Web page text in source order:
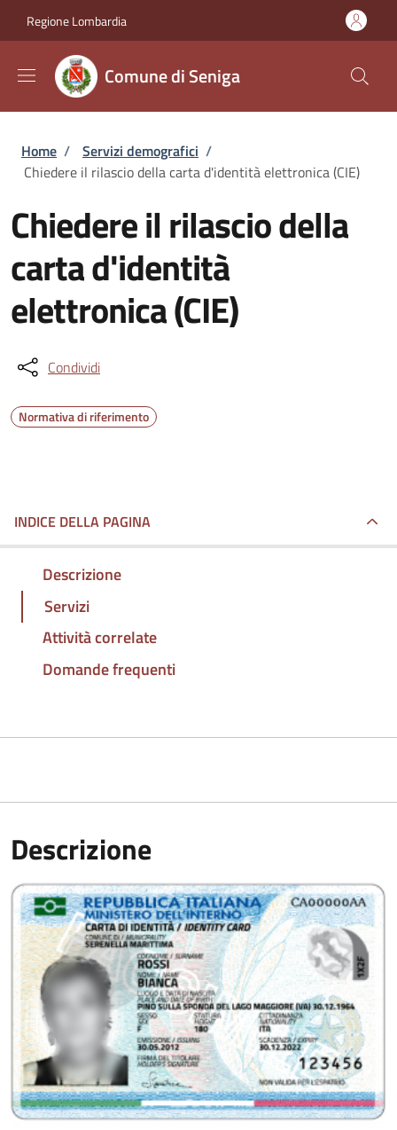
Regione Lombardia
Comune di Seniga
Briciole di pane
Home / Servizi demografici /
Chiedere il rilascio della carta d'identità elettronica (CIE)
Chiedere il rilascio della
carta d'identità
elettronica (CIE)
Condividi
Normativa di riferimento
INDICE DELLA PAGINA
Descrizione
Servizi
Attività correlate
Domande frequenti
Descrizione